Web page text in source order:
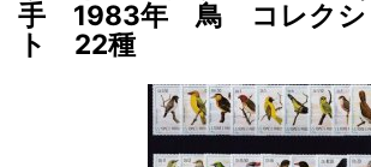
手 1983年 鳥 コレクシ
ト 22種